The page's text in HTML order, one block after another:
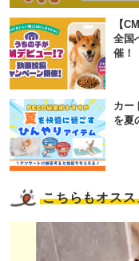
【
全国
催！
カー
を夏
こちらもオスス